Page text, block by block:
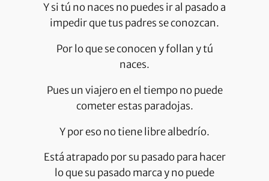
Y si tú no naces no puedes ir al pasado a
impedir que tus padres se conozcan.
Por lo que se conocen y follan y tú
naces.
Pues un viajero en el tiempo no puede
cometer estas paradojas.
Y por eso no tiene libre albedrío.
Está atrapado por su pasado para hacer
lo que su pasado marca y no puede